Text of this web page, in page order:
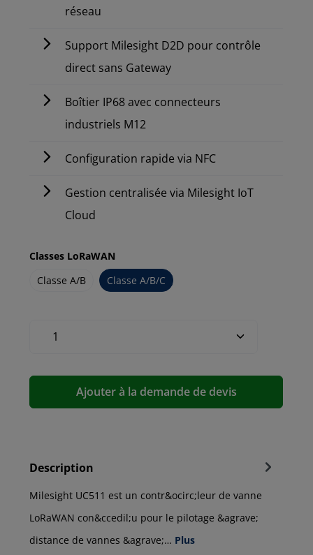
réseau
Support Milesight D2D pour contrôle
direct sans Gateway
Boîtier IP68 avec connecteurs
industriels M12
Configuration rapide via NFC
Gestion centralisée via Milesight IoT
Cloud
Classes LoRaWAN
Classe A/B
Classe A/B/C
Ajouter à la demande de devis
Description
Milesight UC511 est un contr&ocirc;leur de vanne
LoRaWAN con&ccedil;u pour le pilotage &agrave;
distance de vannes &agrave;… Plus